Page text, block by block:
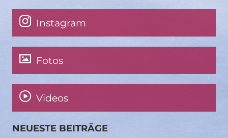
Instagram
Fotos
Videos
NEUESTE BEITRÄGE